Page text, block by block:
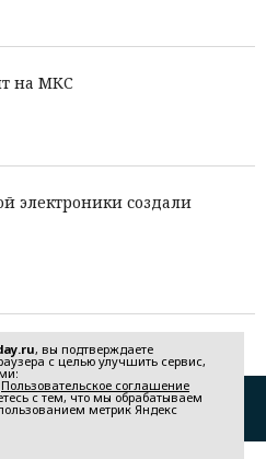
на МКС
электроники создали
Реклама
, вы подтверждаете
с целью улучшить сервис,
Пользовательское соглашение
с тем, что мы обрабатываем
метрик Яндекс